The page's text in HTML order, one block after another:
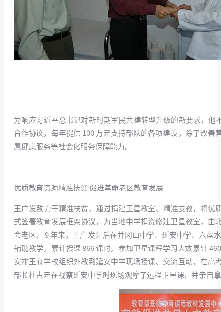
为响应习近平总书记对新时期军民共建转型升级的新要求，
合作协议，每年提供 100 万元支持部队的各项建设，除了改
属健康服务等社会化服务保障能力。
优质教育资源精准扶贫 促进革命老区教育发展
王广发致力于精准扶贫，通过捐建卫星教室、精准支教，将
式签署教育发展框架协议，为当地中学捐资修建卫星教室，
命老区。 9 年来，王广发先后在井冈山中学、延安中学、六盘
辅助教学，累计授课 866 课时，参加卫星课程学习人数累计
安排王府学校组织外教到延安中学现场授课、交流互动，在
部长杜占元在视察延安中学时现场观摩了远程卫星课，并亲自